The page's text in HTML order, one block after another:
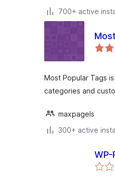
700+ active
Most Popular Tags
categories and
maxpagels
300+ active
WP-